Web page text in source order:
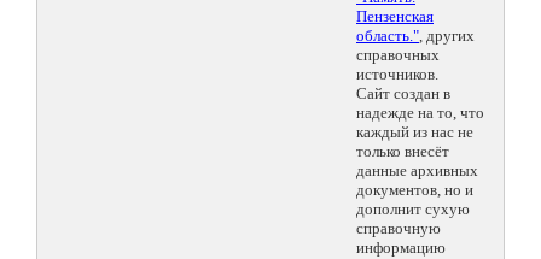
Пензенская
область.", других
справочных
источников.
Сайт создан в
надежде на то, что
каждый из нас не
только внесёт
данные архивных
документов, но и
дополнит сухую
справочную
информацию